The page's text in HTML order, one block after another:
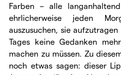
Farben – alle
ehrlicherweise jeden
auszusuchen, sie
Tages keine Gedanken
machen zu müssen. Zu
noch etwas sagen: dieser